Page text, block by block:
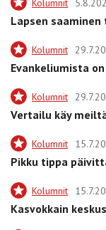
Kolumnit
Lapsen
Kolumnit
Evankeliumista
Kolumnit
Vertailu käy
Kolumnit
Pikku tippa
Kolumnit
Kasvokkain